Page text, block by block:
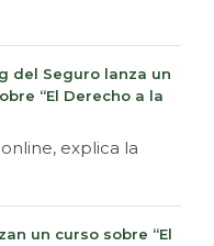
del Seguro lanza un
“El Derecho a la
explica la
un curso sobre “El